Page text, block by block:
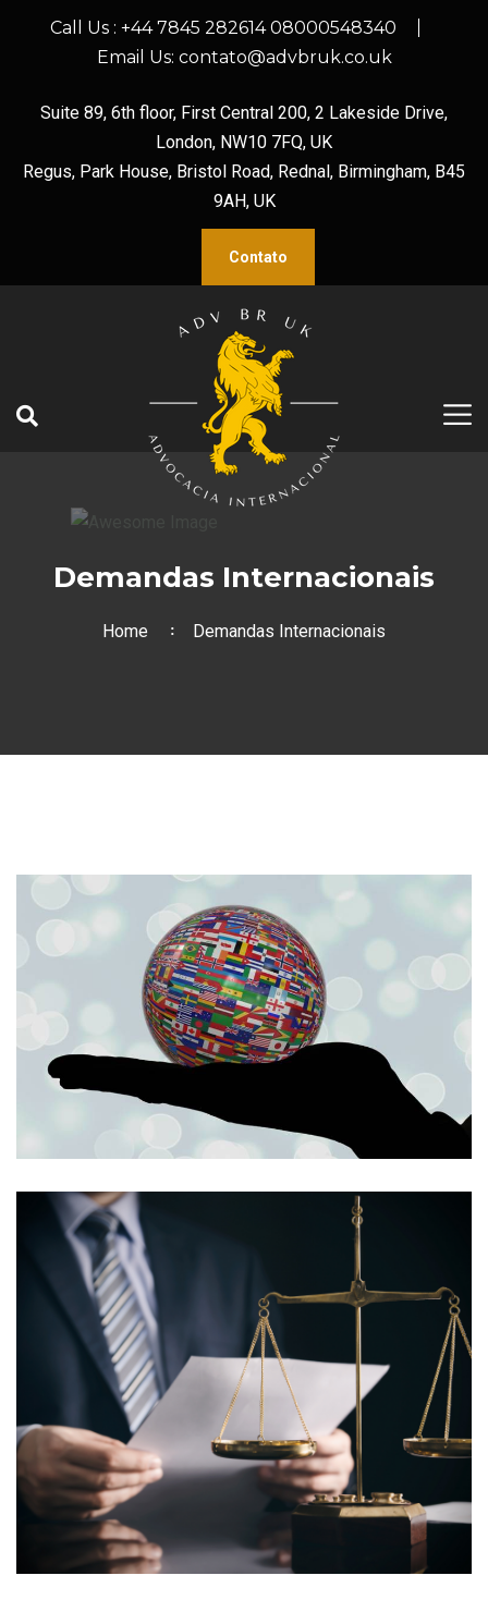
Call Us : +44 7845 282614 08000548340
Email Us: contato@advbruk.co.uk
Suite 89, 6th floor, First Central 200, 2 Lakeside Drive,
London, NW10 7FQ, UK
Regus, Park House, Bristol Road, Rednal, Birmingham, B45
9AH, UK
Contato
Demandas Internacionais
Home Demandas Internacionais